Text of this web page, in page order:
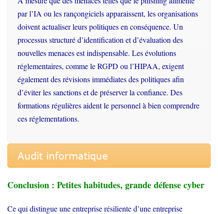
parl’IA ou lesrançongicielsapparaissent, les organisations
doiventactualiserleurspolitiquesen conséquence. Un
processusstructuréd’identification etd’évaluation des
nouvellesmenacesestindispensable. Lesévolutions
réglementaires, commele RGPD ou l’HIPAA, exigent
égalementdesrévisionsimmédiatesdes politiquesafin
d’éviterles sanctions et depréserverla confiance. Des
formationsrégulièresaidentle personnel à bien comprendre
cesréglementations.
Audit informatique
Conclusion : Petites habitudes, grande défense cyber
Ce qui distingue une entreprise résiliente d’une entreprise